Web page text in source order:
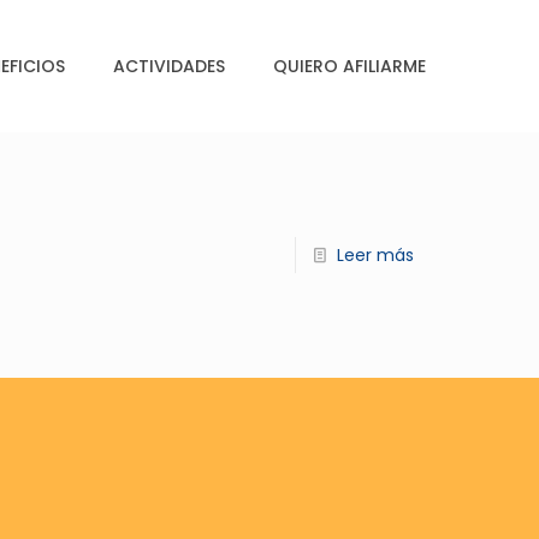
ACTIVIDADES QUIERO AFILIARME
Leer más